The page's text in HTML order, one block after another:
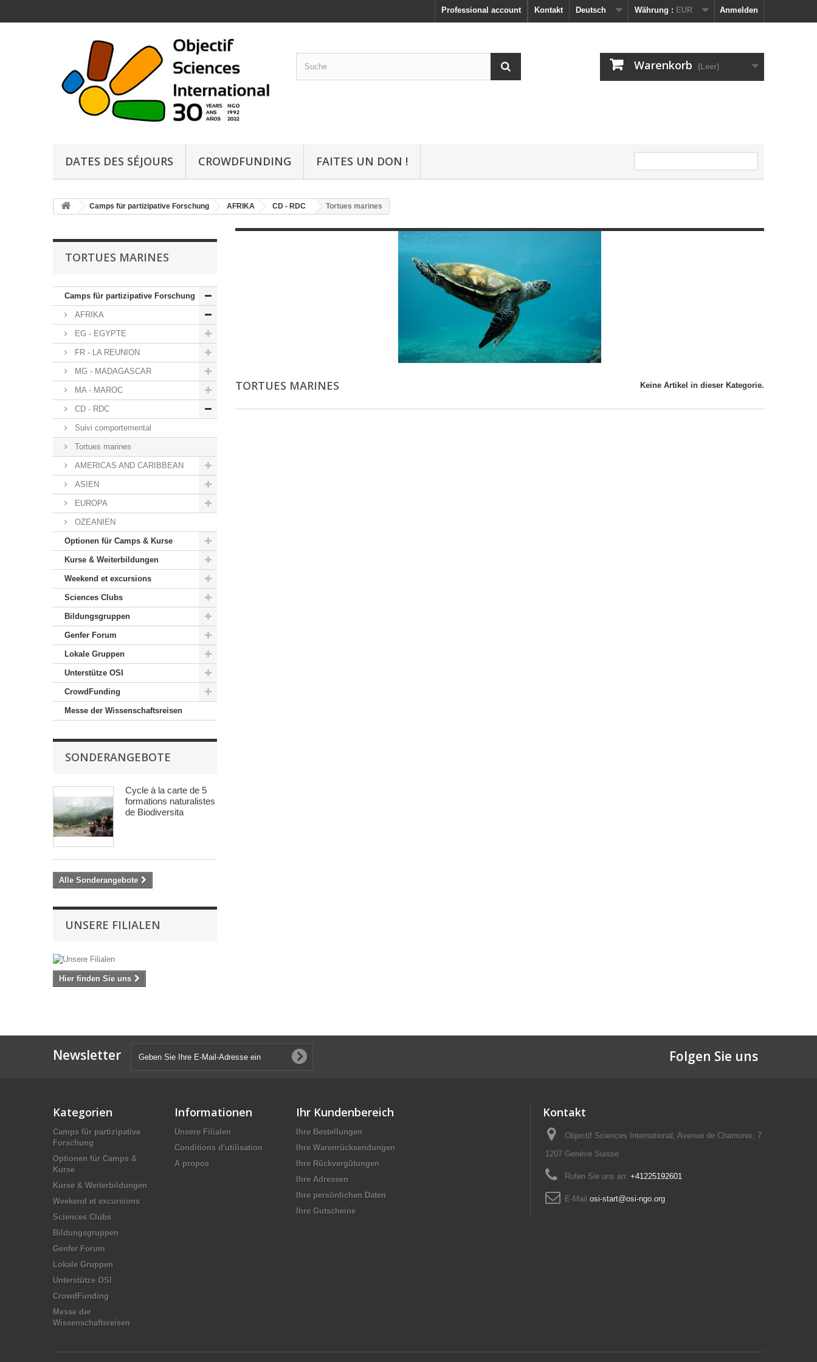
Anmelden
Währung : EUR
Deutsch
Kontakt
Professional account
Warenkorb (Leer)
DATES DES SÉJOURS CROWDFUNDING FAITES UN DON !
Camps für partizipative Forschung AFRIKA CD - RDC Tortues marines
TORTUES MARINES
Camps für partizipative Forschung
AFRIKA
EG - EGYPTE
FR - LA REUNION
MG - MADAGASCAR
MA - MAROC
CD - RDC
Suivi comportemental
Tortues marines
AMERICAS AND CARIBBEAN
ASIEN
EUROPA
OZEANIEN
Optionen für Camps & Kurse
Kurse & Weiterbildungen
Weekend et excursions
Sciences Clubs
Bildungsgruppen
Genfer Forum
Lokale Gruppen
Unterstütze OSI
CrowdFunding
Messe der Wissenschaftsreisen
SONDERANGEBOTE
Cycle à la carte de 5
formations naturalistes
de Biodiversita
Alle Sonderangebote
UNSERE FILIALEN
Hier finden Sie uns
TORTUES MARINES Keine Artikel in dieser Kategorie.
Newsletter Folgen Sie uns
Kategorien
Camps für partizipative
Forschung
Optionen für Camps &
Kurse
Kurse & Weiterbildungen
Weekend et excursions
Sciences Clubs
Bildungsgruppen
Genfer Forum
Lokale Gruppen
Unterstütze OSI
CrowdFunding
Messe der
Wissenschaftsreisen
Informationen
Unsere Filialen
Conditions d'utilisation
A propos
Ihr Kundenbereich
Ihre Bestellungen
Ihre Warenrücksendungen
Ihre Rückvergütungen
Ihre Adressen
Ihre persönlichen Daten
Ihre Gutscheine
Kontakt
Objectif Sciences International, Avenue de Chamonix, 7
1207 Genève Suisse
Rufen Sie uns an: +41225192601
E-Mail osi-start@osi-ngo.org